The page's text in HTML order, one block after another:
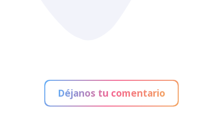
Déjanos tu comentario